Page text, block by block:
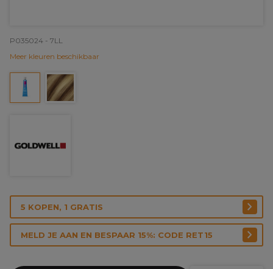
P035024 - 7LL
Meer kleuren beschikbaar
5 KOPEN, 1 GRATIS
MELD JE AAN EN BESPAAR 15%: CODE RET15